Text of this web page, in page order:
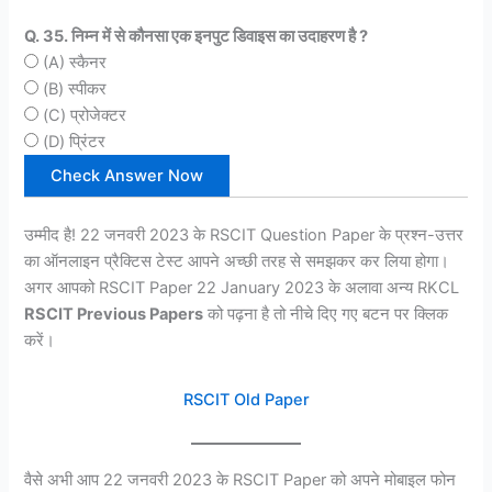
Q. 35. निम्न में से कौनसा एक इनपुट डिवाइस का उदाहरण है ?
(A) स्कैनर
(B) स्पीकर
(C) प्रोजेक्टर
(D) प्रिंटर
उम्मीद है! 22 जनवरी 2023 के RSCIT Question Paper के प्रश्न-उत्तर
का ऑनलाइन प्रैक्टिस टेस्ट आपने अच्छी तरह से समझकर कर लिया होगा।
अगर आपको RSCIT Paper 22 January 2023 के अलावा अन्य RKCL
RSCIT Previous Papers को पढ़ना है तो नीचे दिए गए बटन पर क्लिक
करें।
RSCIT Old Paper
वैसे अभी आप 22 जनवरी 2023 के RSCIT Paper को अपने मोबाइल फोन